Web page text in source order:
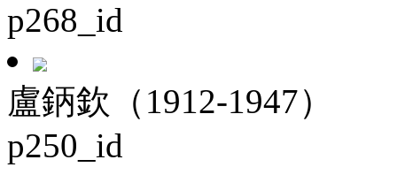
p268_id
盧鈵欽（1912-1947）
p250_id